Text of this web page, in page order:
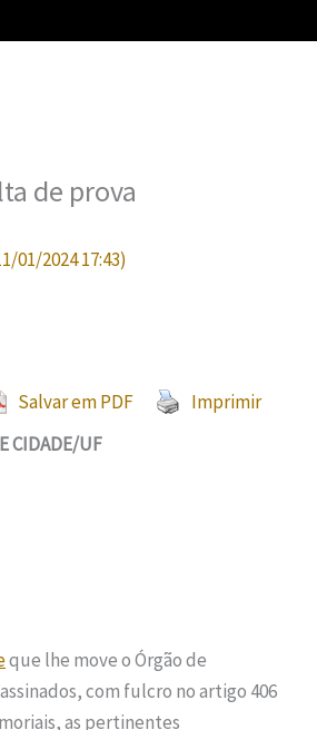
de prova
01/2024 17:43)
Salvar em PDF
Imprimir
CIDADE/UF
que lhe move o Órgão de
com fulcro no artigo 406
as pertinentes